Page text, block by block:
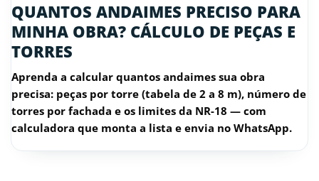
QUANTOS ANDAIMES PRECISO PARA
MINHA OBRA? CÁLCULO DE PEÇAS E
TORRES
Aprenda a calcular quantos andaimes sua obra
precisa: peças por torre (tabela de 2 a 8 m), número de
torres por fachada e os limites da NR-18 — com
calculadora que monta a lista e envia no WhatsApp.